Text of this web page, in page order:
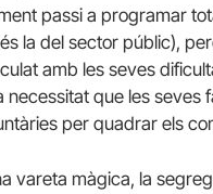
passi a programar
la del sector públic),
amb les seves
necessitat que les seves
per quadrar els
vareta màgica, la